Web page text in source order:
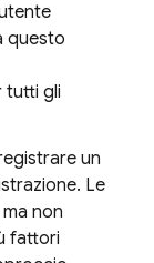
questo
tutti gli
un
Le
non
fattori